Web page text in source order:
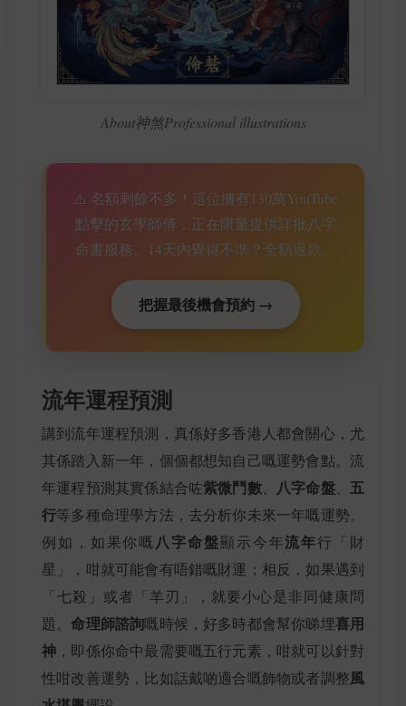
About神煞Professional illustrations
⚠️ 名額剩餘不多！這位擁有130萬YouTube
點擊的玄學師傅，正在限量提供詳批八字
命書服務。14天內覺得不準？全額退款。
把握最後機會預約 →
流年運程預測
講到流年運程預測，真係好多香港人都會關心，尤
其係踏入新一年，個個都想知自己嘅運勢會點。流
年運程預測其實係結合咗紫微鬥數、 八字命盤、 五
行等多種命理學方法，去分析你未來一年嘅運勢。
例如，如果你嘅八字命盤顯示今年流年行「財
星」，咁就可能會有唔錯嘅財運；相反，如果遇到
「七殺」或者「羊刃」，就要小心是非同健康問
題。命理師諮詢嘅時候，好多時都會幫你睇埋喜用
神 ，即係你命中最需要嘅五行元素，咁就可以針對
性咁改善運勢，比如話戴啲適合嘅飾物或者調整風